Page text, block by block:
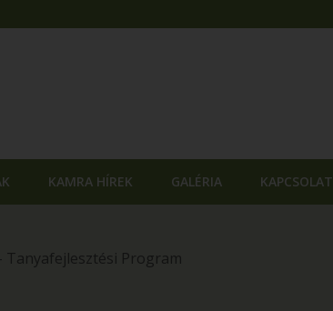
KAMRA HÍREK GALÉRIA KAPCSOLAT
Tanyafejlesztési Program